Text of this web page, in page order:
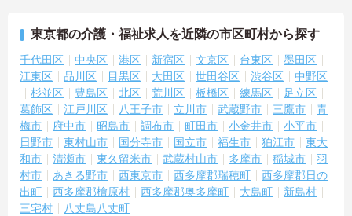
東京都の介護・福祉求人を近隣の市区町村から探す
千代田区 中央区 港区 新宿区 文京区 台東区
墨田区
江東区
品川区 目黒区 大田区 世田谷区 渋谷区
中野区
杉並区
豊島区 北区 荒川区 板橋区 練馬区
足立区
葛飾区
江戸川区 八王子市 立川市 武蔵野市 三鷹市
青
梅市
府中市 昭島市 調布市 町田市 小金井市
小平市
日野市
東村山市 国分寺市 国立市 福生市 狛江市
東大
和市
清瀬市 東久留米市 武蔵村山市 多摩市 稲城市
羽
村市
あきる野市 西東京市 西多摩郡瑞穂町
西多摩郡日の
出町
西多摩郡檜原村 西多摩郡奥多摩町 大島町
新島村
三宅村
八丈島八丈町